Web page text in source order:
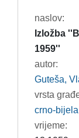
naslov:
Izložba
1959''
autor:
Guteša,
vrsta
crno-
vrijeme: